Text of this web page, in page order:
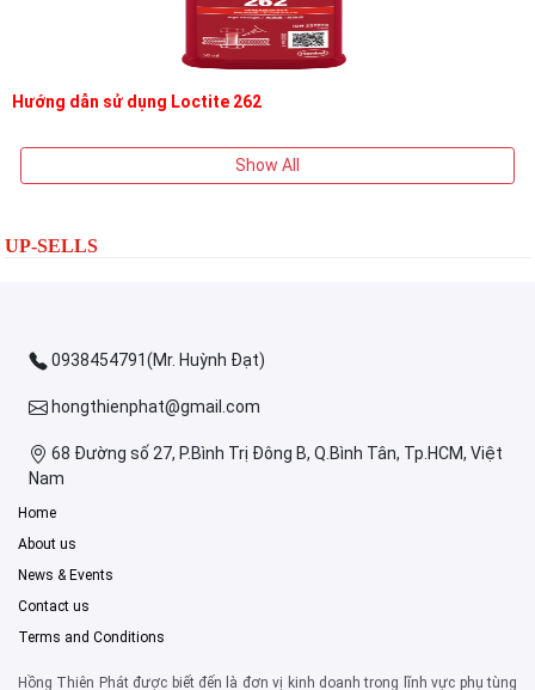
Hướng dẫn sử dụng Loctite 262
Show All
UP-SELLS
0938454791(Mr. Huỳnh Đạt)
hongthienphat@gmail.com
68 Đường số 27, P.Bình Trị Đông B, Q.Bình Tân, Tp.HCM, Việt
Nam
Home
About us
News & Events
Contact us
Terms and Conditions
Hồng Thiên Phát được biết đến là đơn vị kinh doanh trong lĩnh vực phụ tùng